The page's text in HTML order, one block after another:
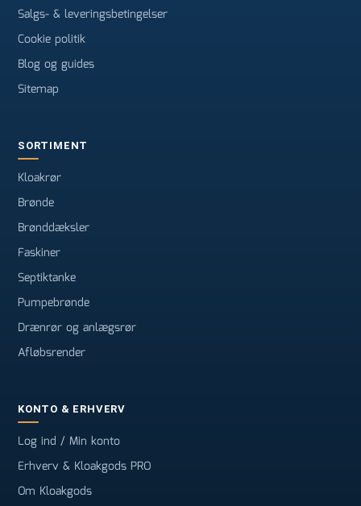
Salgs- & leveringsbetingelser
Cookie politik
Blog og guides
Sitemap
SORTIMENT
Kloakrør
Brønde
Brønddæksler
Faskiner
Septiktanke
Pumpebrønde
Drænrør og anlægsrør
Afløbsrender
KONTO & ERHVERV
Log ind / Min konto
Erhverv & Kloakgods PRO
Om Kloakgods